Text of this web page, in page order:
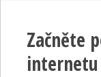
Začněte
internetu